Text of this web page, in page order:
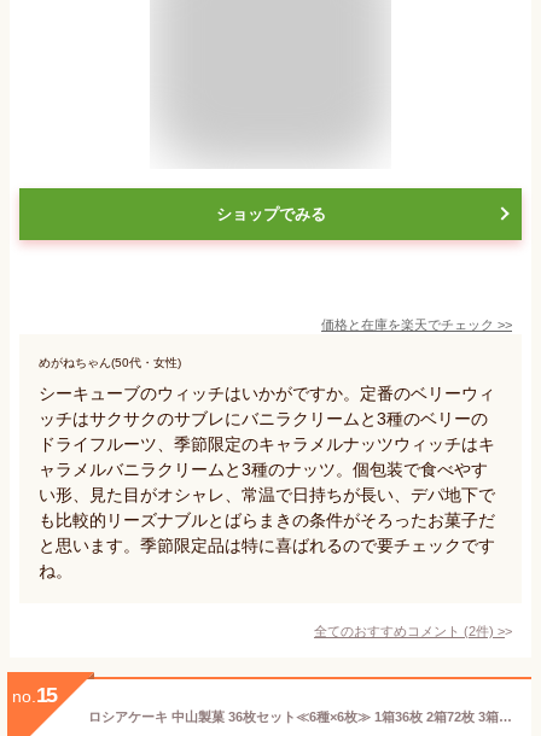
ショップでみる
価格と在庫を楽天でチェック >>
めがねちゃん(50代・女性)
シーキューブのウィッチはいかがですか。定番のベリーウィ
ッチはサクサクのサブレにバニラクリームと3種のベリーの
ドライフルーツ、季節限定のキャラメルナッツウィッチはキ
ャラメルバニラクリームと3種のナッツ。個包装で食べやす
い形、見た目がオシャレ、常温で日持ちが長い、デパ地下で
も比較的リーズナブルとばらまきの条件がそろったお菓子だ
と思います。季節限定品は特に喜ばれるので要チェックです
ね。
全てのおすすめコメント (2件) >
no. 15
ロシアケーキ 中山製菓 36枚セット≪6種×6枚≫ 1箱36枚 2箱72枚 3箱108枚 お配り袋 クッキー 詰め合わせ お菓子 個包装 おやつ スイーツ グルメ お配り 焼菓子 洋菓子 会社 退職 お返し 復帰 復職 産休 挨拶 お礼 職場 異動 ご挨拶 おせわになりました ハロウィン【RSL】